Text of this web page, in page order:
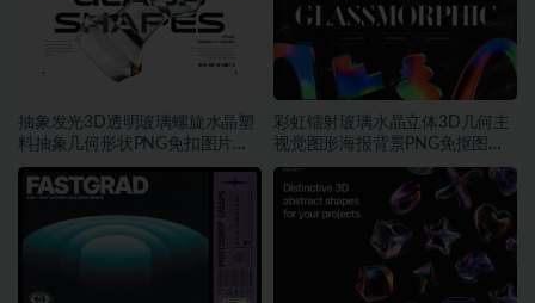
抽象发光3D透明玻璃螺旋水晶塑
料抽象几何形状PNG免扣图片设
计素材
彩虹镭射玻璃水晶立体3D几何主
视觉图形海报背景PNG免抠图片
素材